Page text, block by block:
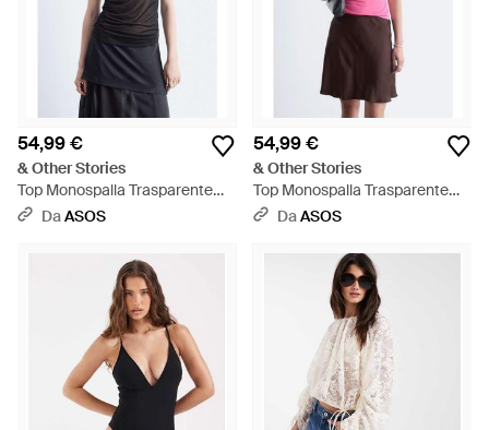
54,99 €
& Other Stories
Top Monospalla Trasparente
Asimmetrico Arricciato - Blu
DaASOS
54,99 €
& Other Stories
Top Monospalla Trasparente
Asimmetrico Arricciato Acceso
DaASOS